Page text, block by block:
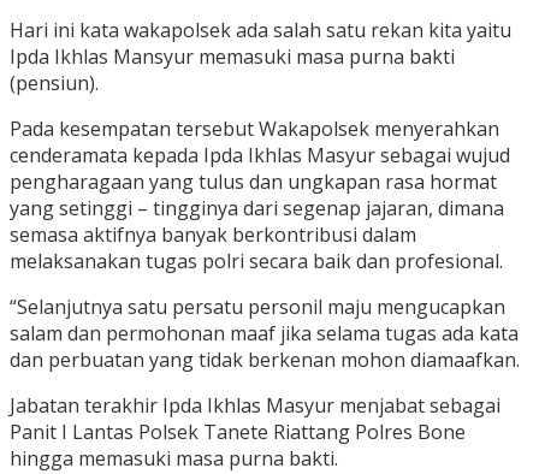
Hari ini kata wakapolsek ada salah satu rekan kita yaitu
Ipda Ikhlas Mansyur memasuki masa purna bakti
(pensiun).
Pada kesempatan tersebut Wakapolsek menyerahkan
cenderamata kepada Ipda Ikhlas Masyur sebagai wujud
pengharagaan yang tulus dan ungkapan rasa hormat
yang setinggi – tingginya dari segenap jajaran, dimana
semasa aktifnya banyak berkontribusi dalam
melaksanakan tugas polri secara baik dan profesional.
“Selanjutnya satu persatu personil maju mengucapkan
salam dan permohonan maaf jika selama tugas ada kata
dan perbuatan yang tidak berkenan mohon diamaafkan.
Jabatan terakhir Ipda Ikhlas Masyur menjabat sebagai
Panit I Lantas Polsek Tanete Riattang Polres Bone
hingga memasuki masa purna bakti.